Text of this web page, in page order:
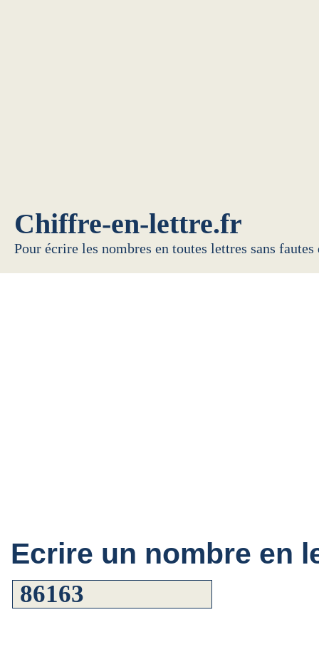
Chiffre-en-lettre.fr
Pour écrire les nombres en toutes lettres sans
Ecrire un nombre en